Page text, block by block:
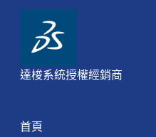
達梭系統授權經銷商
首頁